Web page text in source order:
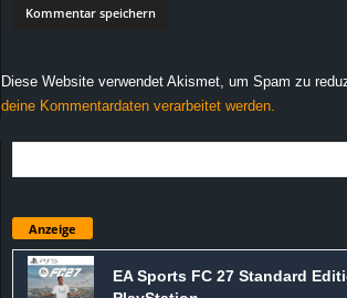
Diese Website verwendet Akismet, um Spam zu
deine Kommentardaten verarbeitet werden.
Anzeige
EA Sports FC 27 Standard